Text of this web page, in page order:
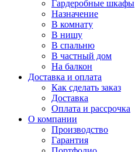
Гардеробные шкафы
Назначение
В комнату
В нишу
В спальню
В частный дом
На балкон
Доставка и оплата
Как сделать заказ
Доставка
Оплата и рассрочка
О компании
Производство
Гарантия